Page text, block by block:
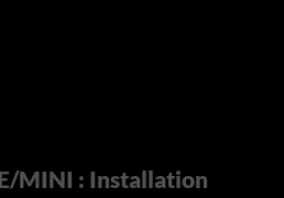
MINI : Installation